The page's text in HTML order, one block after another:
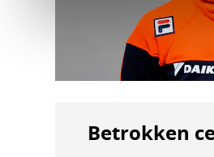
Betrokken